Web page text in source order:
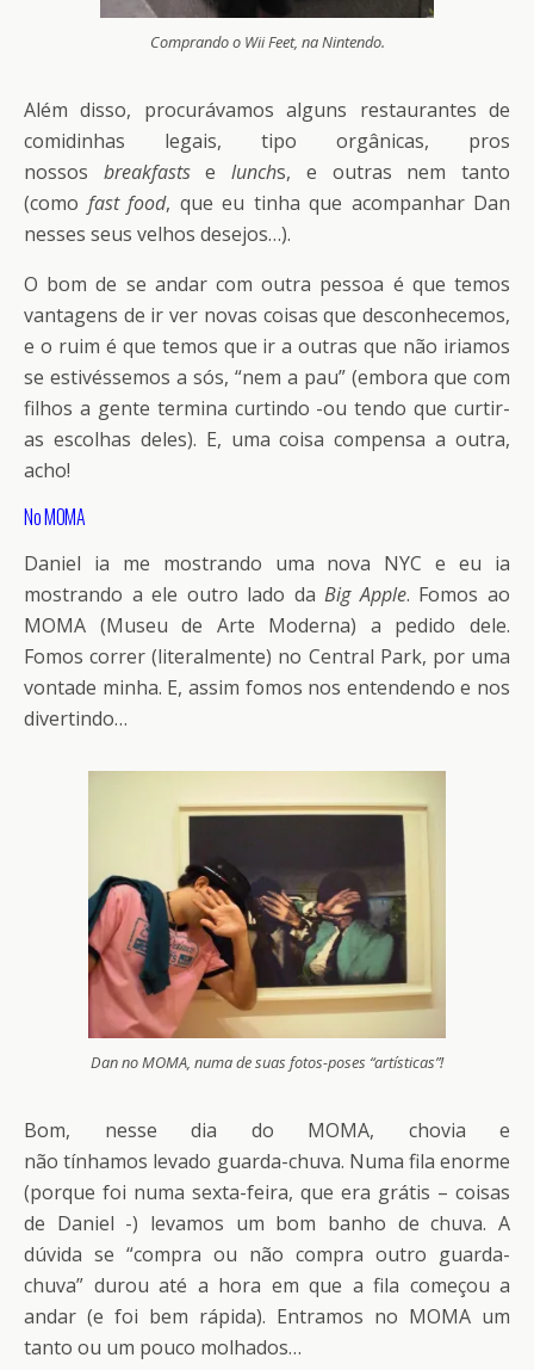
Comprando o Wii Feet, na Nintendo.
Além disso, procurávamos alguns restaurantes de
comidinhas legais, tipo orgânicas, pros
nossos breakfastselunchs, e outras nem tanto
(como fast food, que eu tinha que acompanhar Dan
nesses seus velhos desejos…).
O bom de se andar com outra pessoa é que temos
vantagens de ir ver novas coisas que desconhecemos,
e o ruim é que temos que ir a outras que não iriamos
se estivéssemos a sós, “nem a pau” (embora que com
filhos a gente termina curtindo -ou tendo que curtir-
as escolhas deles). E, uma coisa compensa a outra,
acho!
No MOMA
Daniel ia me mostrando uma nova NYC e eu ia
mostrando a ele outro lado daBig Apple. Fomos ao
MOMA (Museu de Arte Moderna) a pedido dele.
Fomos correr (literalmente) no Central Park, por uma
vontade minha. E, assim fomos nos entendendo e nos
divertindo…
Dan no MOMA, numa de suas fotos-poses “artísticas”!
Bom, nesse dia do MOMA, chovia e
não tínhamos levado guarda-chuva. Numa fila enorme
(porque foi numa sexta-feira, que era grátis – coisas
de Daniel -) levamos um bom banho de chuva. A
dúvida se “compra ou não compra outro guarda-
chuva” durou até a hora em que a fila começou a
andar (e foi bem rápida). Entramos no MOMA um
tanto ou um pouco molhados…